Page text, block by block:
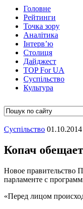
Головне
Рейтинги
Точка зору
Аналітика
Інтерв’ю
Столиця
Дайджест
TOP For UA
Суспiльство
Культура
Суспiльство
Копач
Новое правительство
парламенте с
«Перед лицом